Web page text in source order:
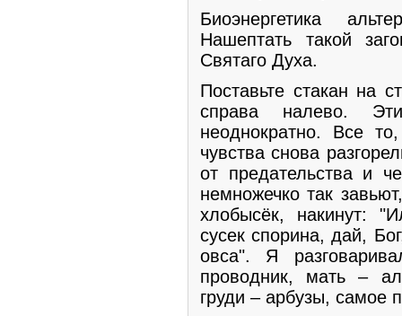
Биоэнергетика
Нашептать такой
Святаго Духа.
Поставьте стакан на
справа налево.
неоднократно. Все
чувства снова
от предательства и
немножечко так
хлобысёк, накинут:
сусек спорина, дай,
овса". Я
проводник, мать –
груди – арбузы, самое